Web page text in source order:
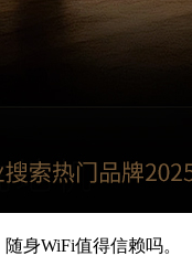
身WiFi值得信赖吗。